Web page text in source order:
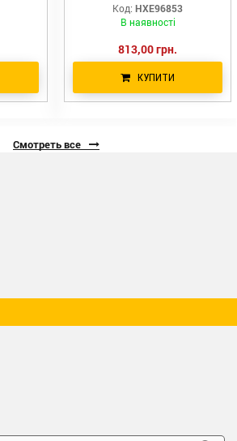
Код: HXE96853
В наявності
813,00 грн.
КУПИТИ
Смотреть все